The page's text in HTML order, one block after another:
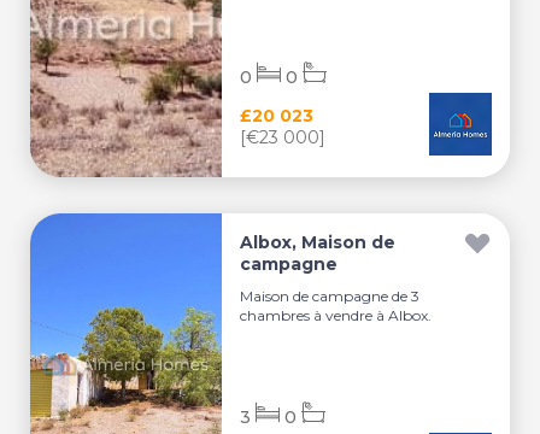
£20 023
[€23 000]
0 0
Albox, Maison de
campagne
Maison de campagne de 3
chambres à vendre à Albox.
3 0